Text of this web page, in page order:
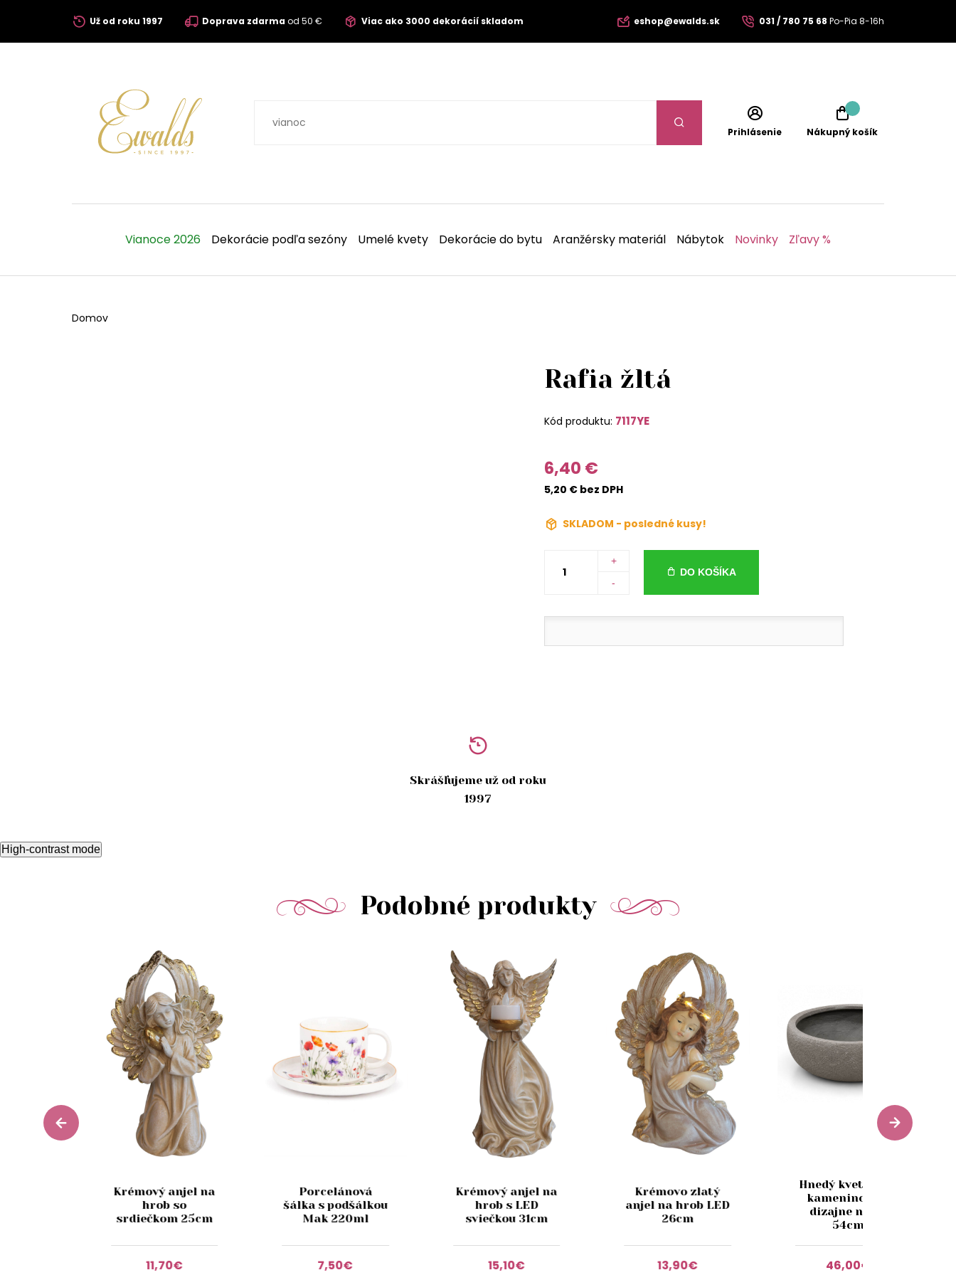
Už od roku 1997 Doprava zdarmaod 50 € Viac ako 3000 dekorácií skladom eshop@ewalds.sk 031 / 780 75 68 Po-Pia 8-16h
Prihlásenie Nákupný košík
Vianoce 2026 Dekorácie podľa sezóny Umelé kvety Dekorácie do bytu Aranžérsky materiál Nábytok Novinky Zľavy %
Domov
Rafia žltá
Kód produktu: 7117YE
6,40 €
5,20 € bez DPH
SKLADOM - posledné kusy!
+
-
DO KOŠÍKA
Skrášľujeme už od roku
1997
High-contrast mode
Podobné produkty
Krémový anjel na
hrob so
srdiečkom 25cm
11,70€
Porcelánová
šálka s podšálkou
Mak 220ml
7,50€
Krémový anjel na
hrob s LED
sviečkou 31cm
15,10€
Krémovo zlatý
anjel na hrob LED
26cm
13,90€
Hnedý kvetináč v
kameninovom
dizajne nízky
54cm
46,00€